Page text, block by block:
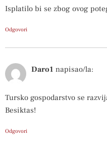
Isplatilo bi se zbog ovog
Odgovori
Daro1 napisao/la:
Tursko gospodarstvo se
Besiktas!
Odgovori